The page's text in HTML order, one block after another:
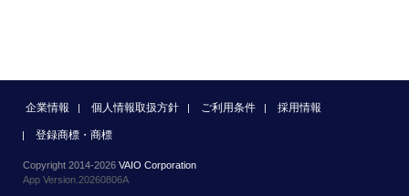
企業情報 個人情報取扱方針 ご利用条件 採用情報
登録商標・商標
Copyright 2014-2026 VAIO Corporation
App Version.20260806A